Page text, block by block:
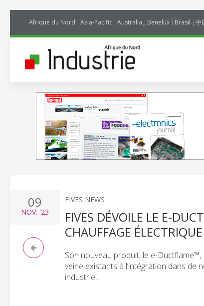
Afrique du Nord Asia-Pacific Australia Benelux Brasil 中
09
NOV. '23
FIVES NEWS
FIVES DÉVOILE LE E-
CHAUFFAGE ÉLECTRIQUE
Son nouveau produit, le e-
veine existants à l’intégration dans
industriel.